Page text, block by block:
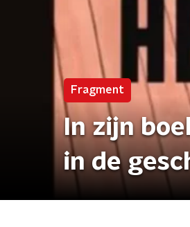
Fragment
In zijn
in de